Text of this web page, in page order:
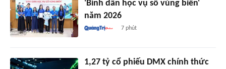
'Bình dân học vụ số vùng biên'
năm 2026
7 phút
1,27 tỷ cổ phiếu DMX chính thức